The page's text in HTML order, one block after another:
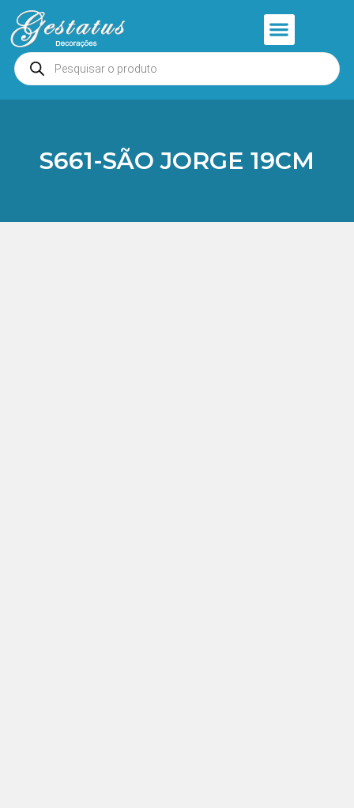
S661-SÃO JORGE 19CM